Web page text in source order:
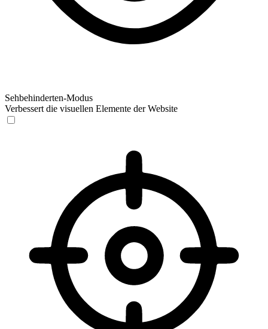
Sehbehinderten-Modus
Verbessert die visuellen Elemente der Website